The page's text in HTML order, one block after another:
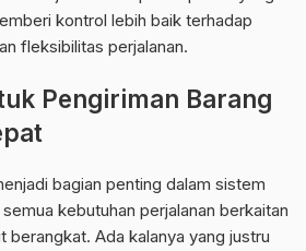
kontrol lebih baik terhadap
fleksibilitas perjalanan.
Pengiriman Barang
bagian penting dalam sistem
kebutuhan perjalanan berkaitan
berangkat. Ada kalanya yang justru